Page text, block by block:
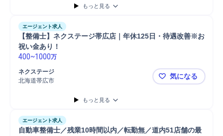
もっと見る
エージェント求人
【整備士】ネクステージ帯広店｜年休125日・待遇改善※お
祝い金あり！
400~1000万
ネクステージ
北海道帯広市
【整備士】
気になる
もっと見る
エージェント求人
自動車整備士／残業10時間以内／転勤無／道内51店舗の最